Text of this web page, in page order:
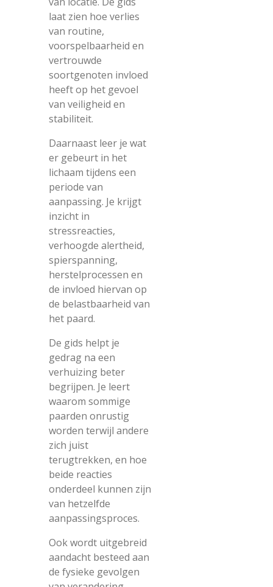
laat zien hoe verlies
van routine,
voorspelbaarheid en
vertrouwde
soortgenoten invloed
heeft op het gevoel
van veiligheid en
stabiliteit.
Daarnaast leer je wat
er gebeurt in het
lichaam tijdens een
periode van
aanpassing. Je krijgt
inzicht in
stressreacties,
verhoogde alertheid,
spierspanning,
herstelprocessen en
de invloed hiervan op
de belastbaarheid van
het paard.
De gids helpt je
gedrag na een
verhuizing beter
begrijpen. Je leert
waarom sommige
paarden onrustig
worden terwijl andere
zich juist
terugtrekken, en hoe
beide reacties
onderdeel kunnen zijn
van hetzelfde
aanpassingsproces.
Ook wordt uitgebreid
aandacht besteed aan
de fysieke gevolgen